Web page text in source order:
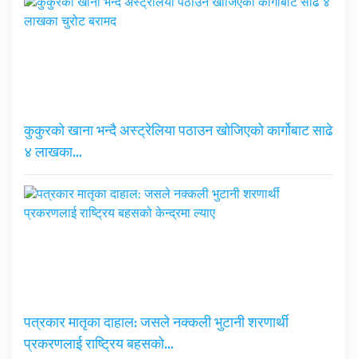
कुकुरको खाना भन्दै अस्ट्रेलिया पठाउन खोजिएको कार्गोबाट साढे
४ लाखका…
पत्रकार मातृका दाहाल: जसले नक्कली भुटानी शरणार्थी
प्रकरणलाई राष्ट्रिय बहसको…